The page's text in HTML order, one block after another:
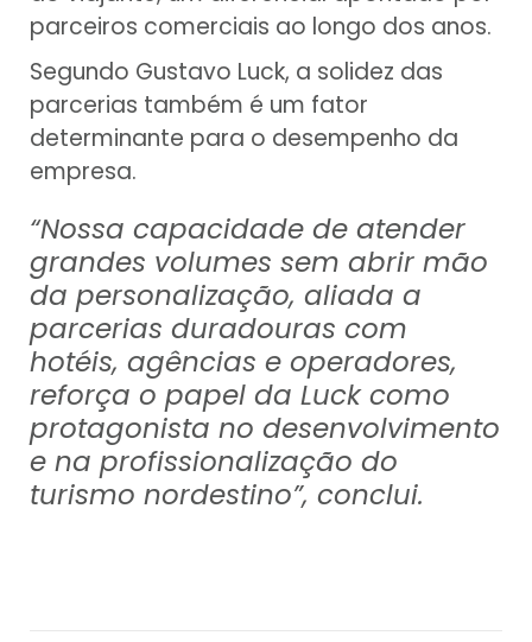
parceiros comerciais ao longo dos anos.
Segundo Gustavo Luck, a solidez das
parcerias também é um fator
determinante para o desempenho da
empresa.
“Nossa capacidade de atender
grandes volumes sem abrir mão
da personalização, aliada a
parcerias duradouras com
hotéis, agências e operadores,
reforça o papel da Luck como
protagonista no desenvolvimento
e na profissionalização do
turismo nordestino”, conclui.